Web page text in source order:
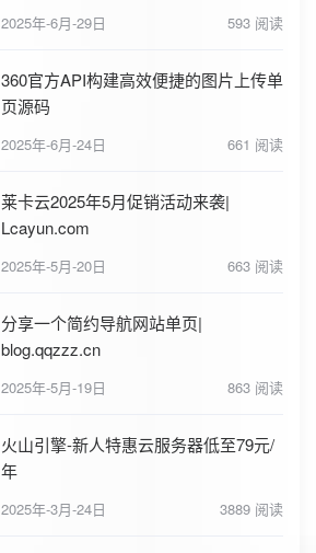
2025年-6月-29日 593 阅读
360官方API构建高效便捷的图片上传单
页源码
2025年-6月-24日 661 阅读
莱卡云2025年5月促销活动来袭|
Lcayun.com
2025年-5月-20日 663 阅读
分享一个简约导航网站单页|
blog.qqzzz.cn
2025年-5月-19日 863 阅读
火山引擎-新人特惠云服务器低至79元/
年
2025年-3月-24日 3889 阅读